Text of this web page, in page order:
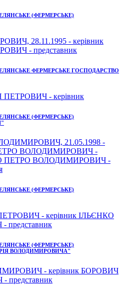
(ФЕРМЕРСЬКЕ)
28.11.1995 - керівник
- представник
ФЕРМЕРСЬКЕ ГОСПОДАРСТВО
- керівник
(ФЕРМЕРСЬКЕ)
21.05.1998 -
ВОЛОДИМИРОВИЧ -
ПЕТРО ВОЛОДИМИРОВИЧ -
(ФЕРМЕРСЬКЕ)
- керівник ІЛЬЄНКО
(ФЕРМЕРСЬКЕ)
ВОЛОДИМИРОВИЧА"
- керівник БОРОВИЧ